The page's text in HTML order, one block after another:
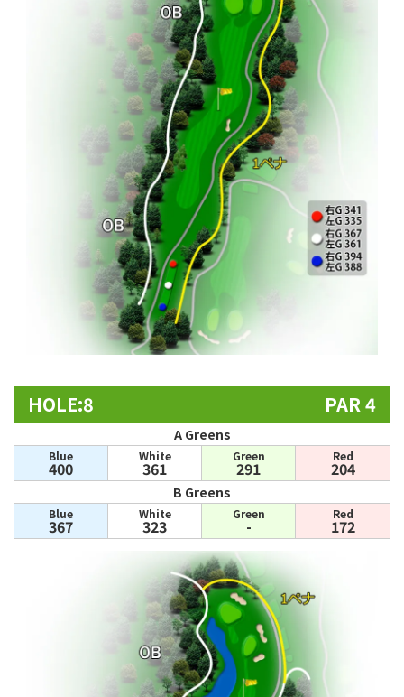
HOLE:8 PAR 4
A Greens
Blue
400
White
361
Green
291
Red
204
B Greens
Blue
367
White
323
Green
-
Red
172